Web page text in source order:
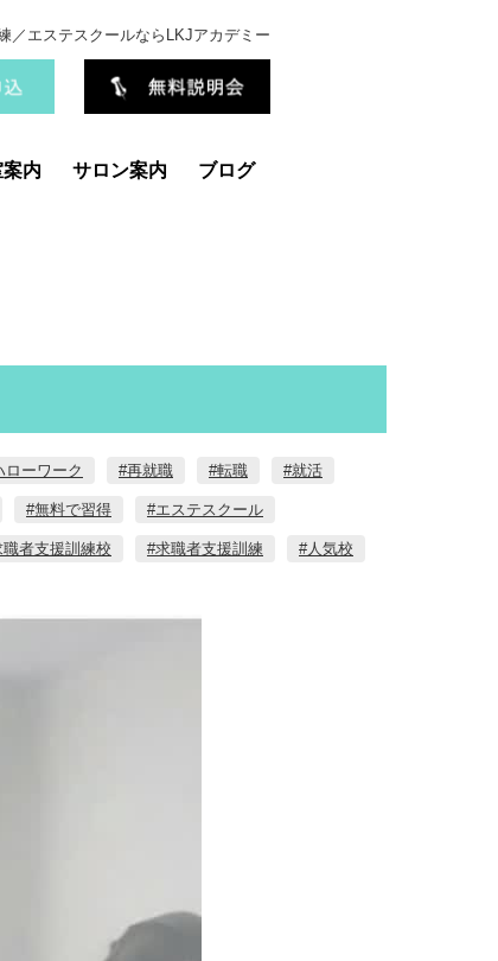
／エステスクールならLKJアカデミー
内 サロン案内 ブログ
ローワーク #再就職 #転職 #就活
#無料で習得 #エステスクール
職者支援訓練校 #求職者支援訓練 #人気校